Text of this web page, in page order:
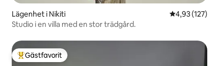
Lägenhet i Nikiti 4,93 av 5 i
4,93 (127)
Studio i en villa med en stor trädgård.
Populär gästfavorit
Gästfavorit